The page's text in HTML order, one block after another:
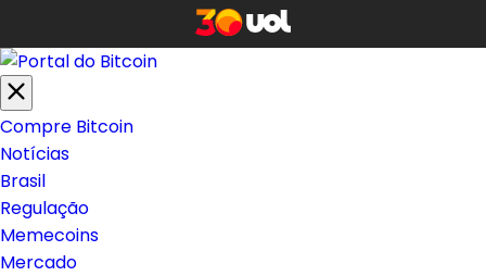
Compre Bitcoin
Notícias
Brasil
Regulação
Memecoins
Mercado